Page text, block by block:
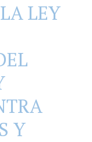
LEY
Y